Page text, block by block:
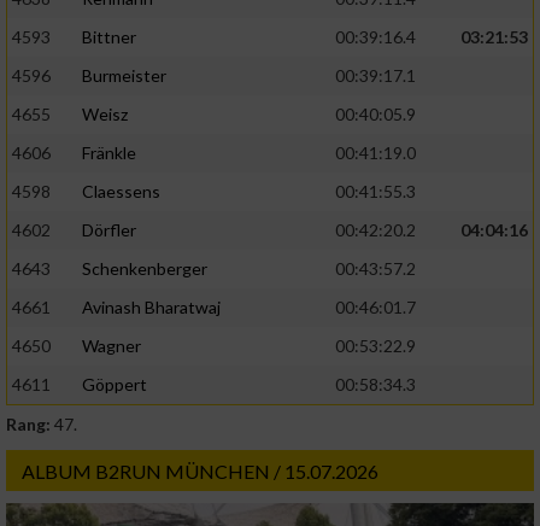
4593
Bittner 00:39:16.4
03:21:53
4596
Burmeister
00:39:17.1
4655
Weisz
00:40:05.9
4606
Fränkle
00:41:19.0
4598
Claessens
00:41:55.3
4602
Dörfler 00:42:20.2
04:04:16
4643
Schenkenberger
00:43:57.2
4661
Avinash Bharatwaj
00:46:01.7
4650
Wagner
00:53:22.9
4611
Göppert
00:58:34.3
Rang: 47.
ALBUM B2RUN MÜNCHEN / 15.07.2026